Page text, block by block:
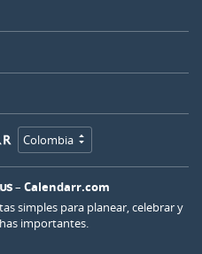
Colombia
– Calendarr.com
simples para planear, celebrar y
importantes.